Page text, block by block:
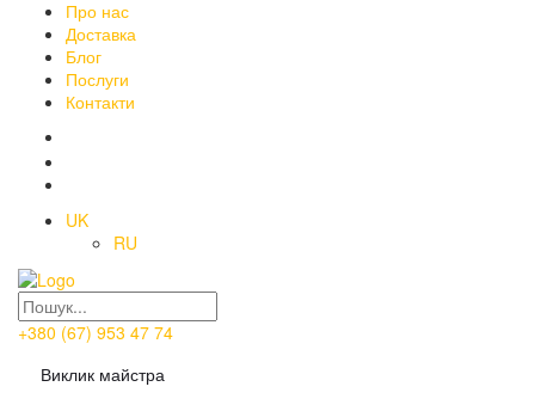
Про нас
Доставка
Блог
Послуги
Контакти
UK
RU
+380 (67) 953 47 74
Виклик майстра